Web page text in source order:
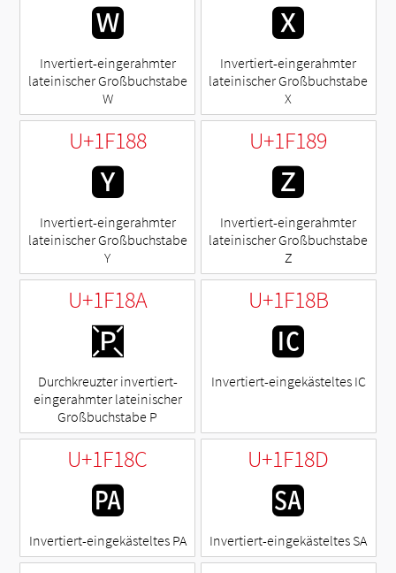
🆆
Invertiert-eingerahmter
lateinischer Großbuchstabe
W
🆇
Invertiert-eingerahmter
lateinischer Großbuchstabe
X
U+1F188
🆈
Invertiert-eingerahmter
lateinischer Großbuchstabe
Y
U+1F189
🆉
Invertiert-eingerahmter
lateinischer Großbuchstabe
Z
U+1F18A
🆊
Durchkreuzter invertiert-
eingerahmter lateinischer
Großbuchstabe P
U+1F18B
🆋
Invertiert-eingekästeltes IC
U+1F18C
🆌
Invertiert-eingekästeltes PA
U+1F18D
🆍
Invertiert-eingekästeltes SA